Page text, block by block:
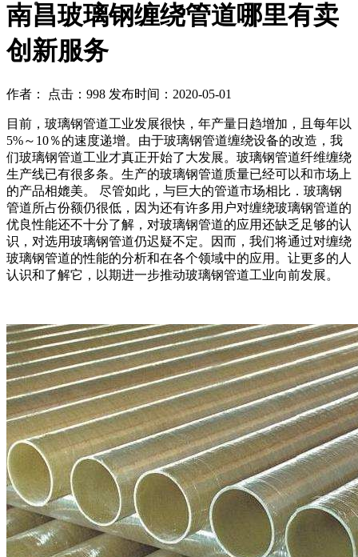
南昌玻璃钢缠绕管道哪里有卖
创新服务
作者： 点击：998 发布时间：2020-05-01
目前，玻璃钢管道工业发展很快，年产量日趋增加，且每年以
5%～10％的速度递增。由于玻璃钢管道缠绕设备的改造，我
们玻璃钢管道工业才真正开始了大发展。玻璃钢管道纤维缠绕
生产线已有很多条。生产的玻璃钢管道质量已经可以和市场上
的产品相媲美。 尽管如此，与巨大的管道市场相比．玻璃钢
管道所占份额仍很低，因为还有许多用户对缠绕玻璃钢管道的
优良性能还不十分了解，对玻璃钢管道的应用还缺乏足够的认
识，对选用玻璃钢管道仍迟疑不定。因而，我们将通过对缠绕
玻璃钢管道的性能的分析和在各个领域中的应用。让更多的人
认识和了解它，以期进一步推动玻璃钢管道工业向前发展。